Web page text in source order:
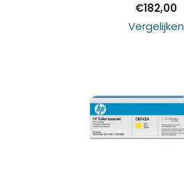
€182,00
Vergelijken